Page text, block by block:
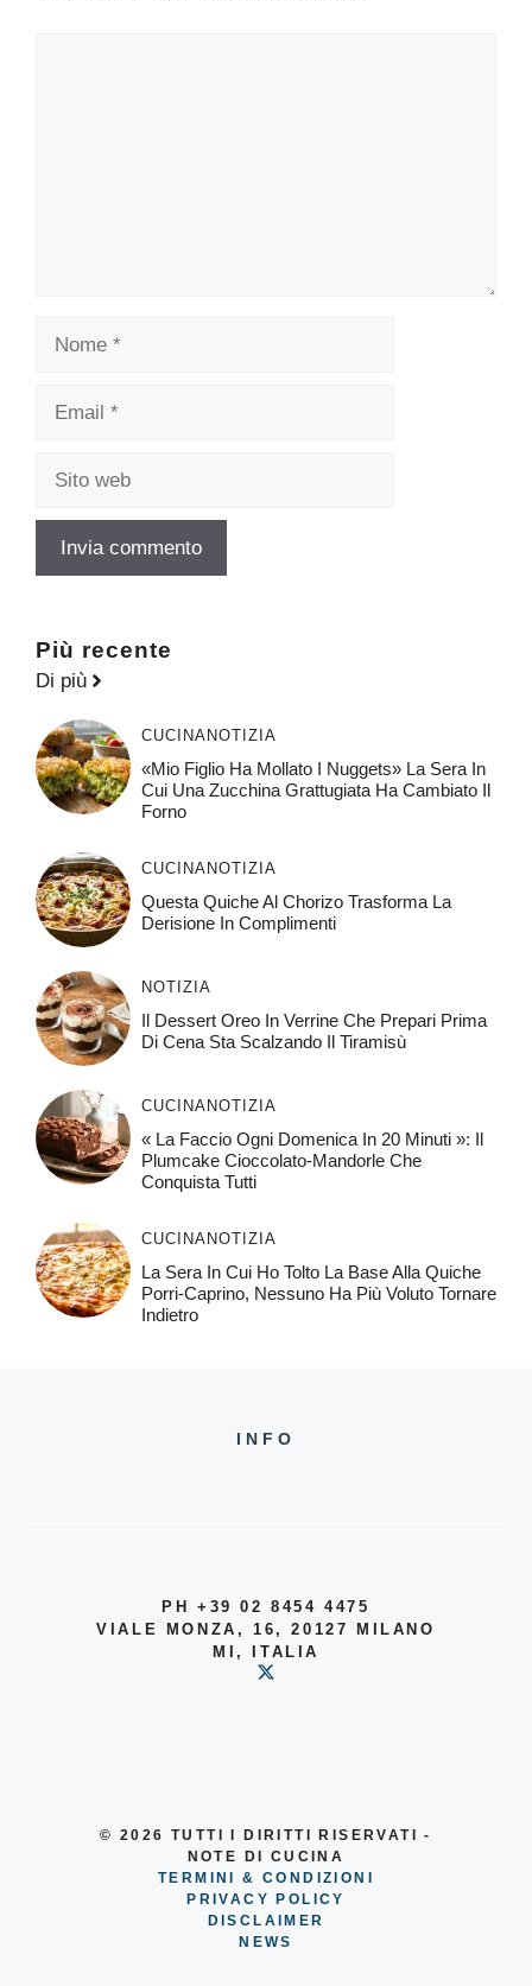
Più recente
Di più
CUCINA NOTIZIA
«Mio Figlio Ha Mollato I Nuggets» La Sera In
Cui Una Zucchina Grattugiata Ha Cambiato Il
Forno
CUCINA NOTIZIA
Questa Quiche Al Chorizo ​​trasforma La
Derisione In Complimenti
NOTIZIA
Il Dessert Oreo In Verrine Che Prepari Prima
Di Cena Sta Scalzando Il Tiramisù
CUCINA NOTIZIA
« La Faccio Ogni Domenica In 20 Minuti »: Il
Plumcake Cioccolato-Mandorle Che
Conquista Tutti
CUCINA NOTIZIA
La Sera In Cui Ho Tolto La Base Alla Quiche
Porri-Caprino, Nessuno Ha Più Voluto Tornare
Indietro
INFO
PH +39 02 8454 4475
VIALE MONZA, 16, 20127 MILANO
MI, ITALIA
© 2026 TUTTI I DIRITTI RISERVATI -
NOTE DI CUCINA
TERMINI & CONDIZIONI
PRIVACY POLICY
DISCLAIMER
NEWS